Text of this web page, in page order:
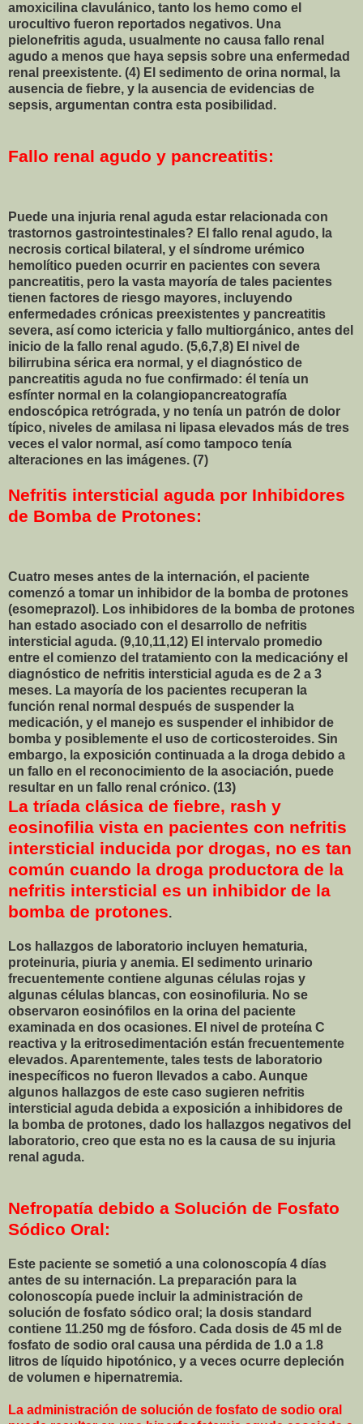
amoxicilina clavulánico, tanto los hemo como el
urocultivo fueron reportados negativos. Una
pielonefritis aguda, usualmente no causa fallo renal
agudo a menos que haya sepsis sobre una enfermedad
renal preexistente. (4) El sedimento de orina normal, la
ausencia de fiebre, y la ausencia de evidencias de
sepsis, argumentan contra esta posibilidad.
Fallo renal agudo y pancreatitis:
Puede una injuria renal aguda estar relacionada con
trastornos gastrointestinales? El fallo renal agudo, la
necrosis cortical bilateral, y el síndrome urémico
hemolítico pueden ocurrir en pacientes con severa
pancreatitis, pero la vasta mayoría de tales pacientes
tienen factores de riesgo mayores, incluyendo
enfermedades crónicas preexistentes y pancreatitis
severa, así como ictericia y fallo multiorgánico, antes del
inicio de la fallo renal agudo. (5,6,7,8) El nivel de
bilirrubina sérica era normal, y el diagnóstico de
pancreatitis aguda no fue confirmado: él tenía un
esfínter normal en la colangiopancreatografía
endoscópica retrógrada, y no tenía un patrón de dolor
típico, niveles de amilasa ni lipasa elevados más de tres
veces el valor normal, así como tampoco tenía
alteraciones en las imágenes. (7)
Nefritis intersticial aguda por Inhibidores
de Bomba de Protones:
Cuatro meses antes de la internación, el paciente
comenzó a tomar un inhibidor de la bomba de protones
(esomeprazol). Los inhibidores de la bomba de protones
han estado asociado con el desarrollo de nefritis
intersticial aguda. (9,10,11,12) El intervalo promedio
entre el comienzo del tratamiento con la medicacióny el
diagnóstico de nefritis intersticial aguda es de 2 a 3
meses. La mayoría de los pacientes recuperan la
función renal normal después de suspender la
medicación, y el manejo es suspender el inhibidor de
bomba y posiblemente el uso de corticosteroides. Sin
embargo, la exposición continuada a la droga debido a
un fallo en el reconocimiento de la asociación, puede
resultar en un fallo renal crónico. (13)
La tríada clásica de fiebre, rash y
eosinofilia vista en pacientes con nefritis
intersticial inducida por drogas, no es tan
común cuando la droga productora de la
nefritis intersticial es un inhibidor de la
bomba de protones.
Los hallazgos de laboratorio incluyen hematuria,
proteinuria, piuria y anemia. El sedimento urinario
frecuentemente contiene algunas células rojas y
algunas células blancas, con eosinofiluria. No se
observaron eosinófilos en la orina del paciente
examinada en dos ocasiones. El nivel de proteína C
reactiva y la eritrosedimentación están frecuentemente
elevados. Aparentemente, tales tests de laboratorio
inespecíficos no fueron llevados a cabo. Aunque
algunos hallazgos de este caso sugieren nefritis
intersticial aguda debida a exposición a inhibidores de
la bomba de protones, dado los hallazgos negativos del
laboratorio, creo que esta no es la causa de su injuria
renal aguda.
Nefropatía debido a Solución de Fosfato
Sódico Oral:
Este paciente se sometió a una colonoscopía 4 días
antes de su internación. La preparación para la
colonoscopía puede incluir la administración de
solución de fosfato sódico oral; la dosis standard
contiene 11.250 mg de fósforo. Cada dosis de 45 ml de
fosfato de sodio oral causa una pérdida de 1.0 a 1.8
litros de líquido hipotónico, y a veces ocurre depleción
de volumen e hipernatremia.
La administración de solución de fosfato de sodio oral